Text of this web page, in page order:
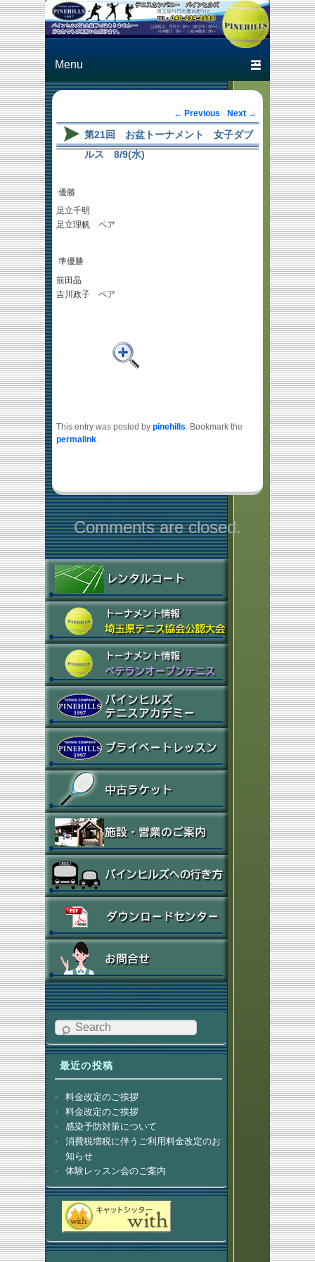
テニスカン
Just another テニスカン
パニー パインヒルズ
Post navigation
← Previous Next →
第21回 お盆トーナメント 女子ダブ
ルス 8/9(水)
優勝
足立千明
足立理帆 ペア
準優勝
前田晶
吉川政子 ペア
This entry was posted by pinehills. Bookmark the
permalink.
Comments are closed.
Search
最近の投稿
料金改定のご挨拶
料金改定のご挨拶
感染予防対策について
消費税増税に伴うご利用料金改定のお
知らせ
体験レッスン会のご案内